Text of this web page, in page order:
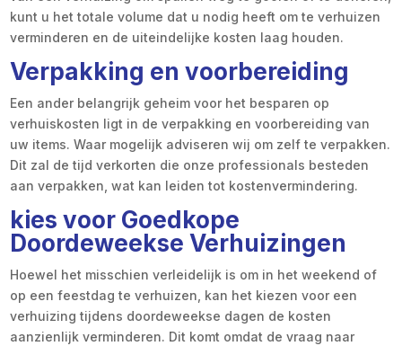
kunt u het totale volume dat u nodig heeft om te verhuizen
verminderen en de uiteindelijke kosten laag houden.
Verpakking en voorbereiding
Een ander belangrijk geheim voor het besparen op
verhuiskosten ligt in de verpakking en voorbereiding van
uw items. Waar mogelijk adviseren wij om zelf te verpakken.
Dit zal de tijd verkorten die onze professionals besteden
aan verpakken, wat kan leiden tot kostenvermindering.
kies voor Goedkope
Doordeweekse Verhuizingen
Hoewel het misschien verleidelijk is om in het weekend of
op een feestdag te verhuizen, kan het kiezen voor een
verhuizing tijdens doordeweekse dagen de kosten
aanzienlijk verminderen. Dit komt omdat de vraag naar